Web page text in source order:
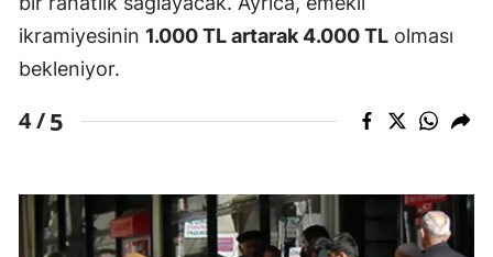
ikramiyesinin 1.000 TL artarak 4.000 TL olması
bekleniyor.
4 /5